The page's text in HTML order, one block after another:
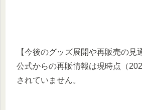
【今後のグッズ展開や再販売の見
公式からの再販情報は現時点（
されていません。